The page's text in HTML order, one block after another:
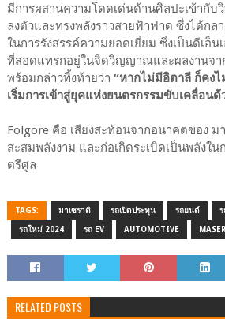
มีการผสานความโดดเด่นด้านศิลปะเข้ากับ
ลงตัวและทรงพลังราวสายฟ้าฟาด ซึ่งได้กล
ในการรังสรรค์ความยอดเยี่ยม ซึ่งเป็นดีเอ็
ที่สอดแทรกอยู่ในจิดวิญญาณและผลงานจา
พร้อมกล่าวทิ้งท้ายว่า “หากไม่มีอิตาลี ก็คง
เริ่มการเข้าสู่ยุคแห่งยนตรกรรมขับเคลื่อน
Folgore คือ เสียงสะท้อนจากอนาคตของ ม
สะสมพลังงาม และก่อเกิดระเบิดเป็นพลังใ
ตรีศูล
TAGS: มาเซราติ รถเปิดประทุน รถยนต์
รถใหม่ 2024 รถ EV AUTOMOTIVE
RELATED POSTS